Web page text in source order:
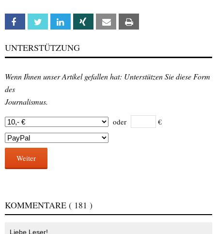
Facebook Twitter Linkedin Xing Email
UNTERSTÜTZUNG
Wenn Ihnen unser Artikel gefallen hat: Unterstützen Sie diese Form
des
Journalismus.
oder €
Weiter
KOMMENTARE ( 181 )
Liebe Leser!